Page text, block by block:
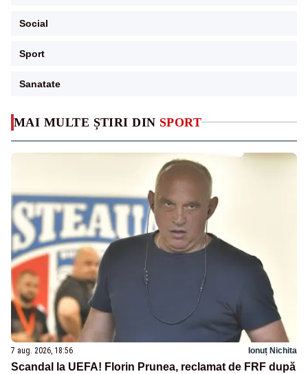
MAI MULTE ȘTIRI DIN SPORT
7 aug. 2026, 18:56 Ionuț Nichita
Scandal la UEFA! Florin Prunea, reclamat de FRF după
Social
Sport
Sanatate